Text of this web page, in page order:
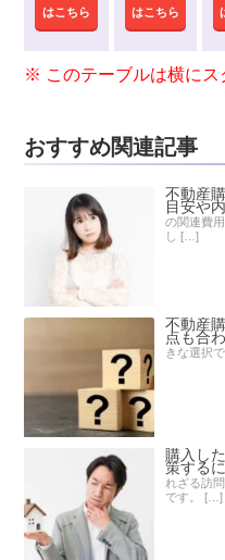
はこちら
はこちら
おすすめ関連記事
不動産
目安や
の関連費
し […]
不動産
点も合
きな選択
購入し
策する
れざる訪
です。 […]